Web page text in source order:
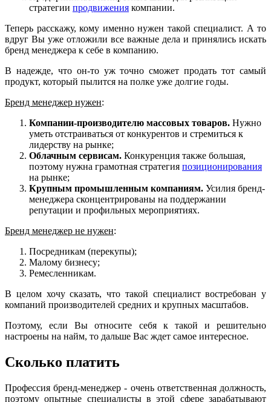
стратегии продвижения компании.
Теперь расскажу, кому именно нужен такой специалист. А то
вдруг Вы уже отложили все важные дела и принялись искать
бренд менеджера к себе в компанию.
В надежде, что он-то уж точно сможет продать тот самый
продукт, который пылится на полке уже долгие годы.
Бренд менеджер нужен:
Компании-производителю массовых товаров. Нужно
уметь отстраиваться от конкурентов и стремиться к
лидерству на рынке;
Облачным сервисам. Конкуренция также большая,
поэтому нужна грамотная стратегия позиционирования
на рынке;
Крупным промышленным компаниям. Усилия бренд-
менеджера сконцентрированы на поддержании
репутации и профильных мероприятиях.
Бренд менеджер не нужен:
Посредникам (перекупы);
Малому бизнесу;
Ремесленникам.
В целом хочу сказать, что такой специалист востребован у
компаний производителей средних и крупных масштабов.
Поэтому, если Вы относите себя к такой и решительно
настроены на найм, то дальше Вас ждет самое интересное.
Сколько платить
Профессия бренд-менеджер - очень ответственная должность,
поэтому опытные специалисты в этой сфере зарабатывают